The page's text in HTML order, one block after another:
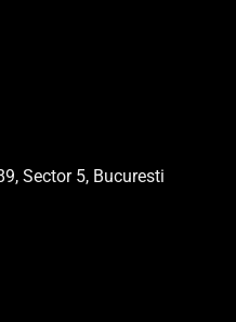
Sector 5, Bucuresti